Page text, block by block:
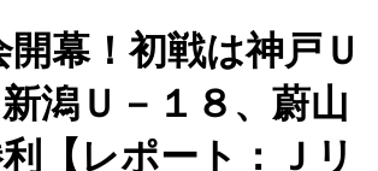
開幕！初戦は神戸Ｕ
潟Ｕ－１８、蔚山
【レポート：Ｊリ